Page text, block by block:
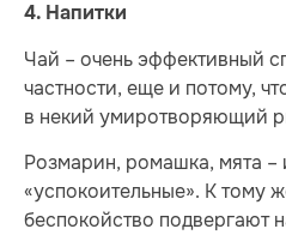
4. Напитки
Чай – очень эффективный
частности, еще и потому,
в некий умиротворяющий
Розмарин, ромашка, мята –
«успокоительные». К тому
беспокойство подвергают